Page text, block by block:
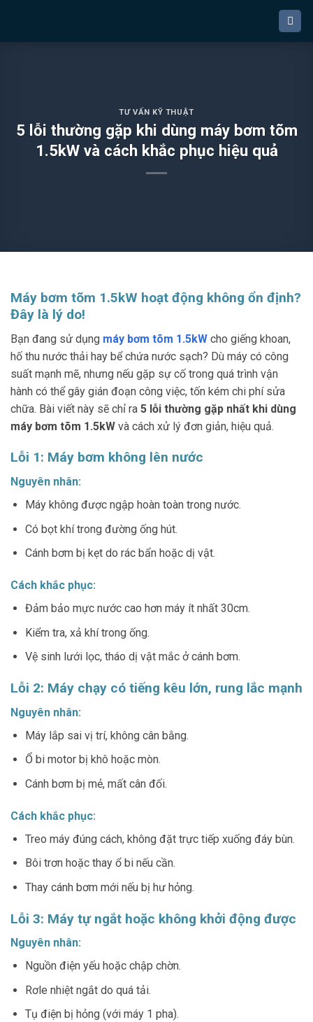
nội
TƯ VẤN KỸ THUẬT
5 lỗi thường gặp khi dùng máy bơm tõm
1.5kW và cách khắc phục hiệu quả
Máy bơm tõm 1.5kW hoạt động không ổn định?
Đây là lý do!
Bạn đang sử dụng máy bơm tõm 1.5kW cho giếng khoan,
hố thu nước thải hay bể chứa nước sạch? Dù máy có công
suất mạnh mẽ, nhưng nếu gặp sự cố trong quá trình vận
hành có thể gây gián đoạn công việc, tốn kém chi phí sửa
chữa. Bài viết này sẽ chỉ ra 5 lỗi thường gặp nhất khi dùng
máy bơm tõm 1.5kW và cách xử lý đơn giản, hiệu quả.
Lỗi 1: Máy bơm không lên nước
Nguyên nhân:
Máy không được ngập hoàn toàn trong nước.
Có bọt khí trong đường ống hút.
Cánh bơm bị kẹt do rác bẩn hoặc dị vật.
Cách khắc phục:
Đảm bảo mực nước cao hơn máy ít nhất 30cm.
Kiểm tra, xả khí trong ống.
Vệ sinh lưới lọc, tháo dị vật mắc ở cánh bơm.
Lỗi 2: Máy chạy có tiếng kêu lớn, rung lắc mạnh
Nguyên nhân:
Máy lắp sai vị trí, không cân bằng.
Ổ bi motor bị khô hoặc mòn.
Cánh bơm bị mẻ, mất cân đối.
Cách khắc phục:
Treo máy đúng cách, không đặt trực tiếp xuống đáy bùn.
Bôi trơn hoặc thay ổ bi nếu cần.
Thay cánh bơm mới nếu bị hư hỏng.
Lỗi 3: Máy tự ngắt hoặc không khởi động được
Nguyên nhân:
Nguồn điện yếu hoặc chập chờn.
Rơle nhiệt ngắt do quá tải.
Tụ điện bị hỏng (với máy 1 pha).